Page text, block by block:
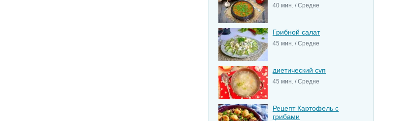
40 мин. / Средне
Грибной салат
45 мин. / Средне
диетический суп
45 мин. / Средне
Рецепт Картофель с
грибами